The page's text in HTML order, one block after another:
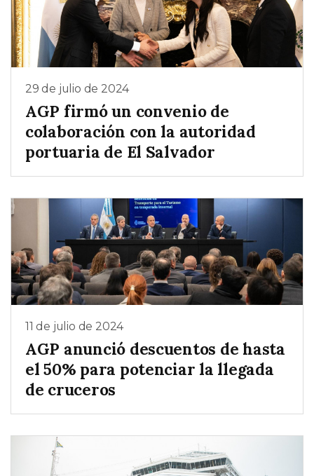
29 de julio de 2024
AGP firmó un convenio de
colaboración con la autoridad
portuaria de El Salvador
11 de julio de 2024
AGP anunció descuentos de hasta
el 50% para potenciar la llegada
de cruceros